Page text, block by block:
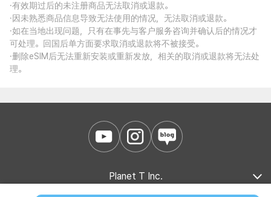
·有效期过后的未注册商品无法取消或退款。
·因未熟悉商品信息导致无法使用的情况，无法取消或退款。
·如在当地出现问题，只有在事先与客户服务咨询并确认后的情况才
可处理。回国后单方面要求取消或退款将不被接受。
·删除eSIM后无法重新安装或重新发放，相关的取消或退款将无法处
理。
Planet T Inc.